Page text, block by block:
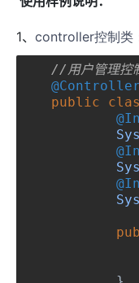
1、 controller控制类
//用户管理控
public